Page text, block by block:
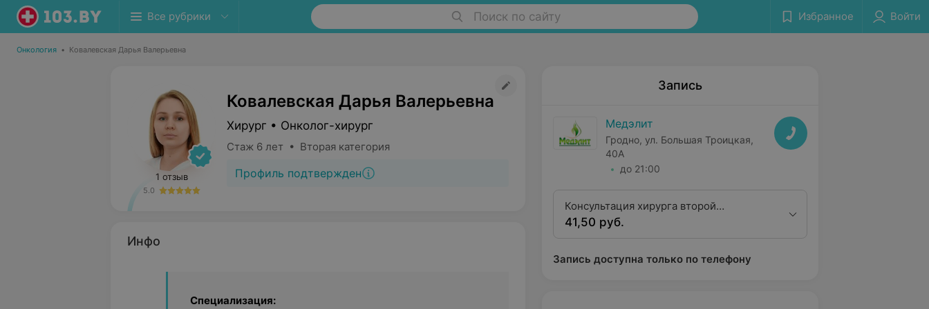
Все рубрики Поиск по сайту Избранное Войти
Онкология • Ковалевская Дарья Валерьевна
1 отзыв
5.0
Ковалевская Дарья Валерьевна
Хирург • Онколог-хирург
Стаж 6 лет • Вторая категория
Профиль подтвержден
Инфо
Специализация:
Запись
Медэлит
Гродно, ул. Большая Троицкая,
40А
до 21:00
Консультация хирурга второй
квалификационной категории
41,50 руб.
Запись доступна только по телефону